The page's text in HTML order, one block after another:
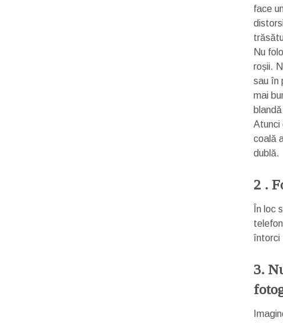
face
Nu
roșii.
sau în
mai
Atunci
coală
dublă.
2 .
În loc
întorci
3.